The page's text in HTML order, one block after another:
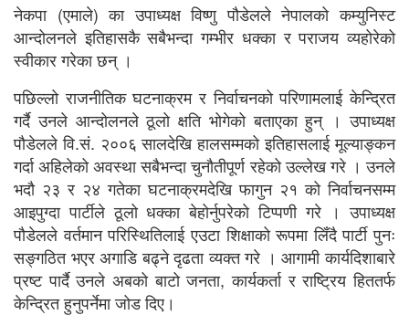
नेकपा (एमाले) का उपाध्यक्ष विष्णु पौडेलले नेपालको कम्युनिस्ट
आन्दोलनले इतिहासकै सबैभन्दा गम्भीर धक्का र पराजय व्यहोरेको
स्वीकार गरेका छन् ।
पछिल्लो राजनीतिक घटनाक्रम र निर्वाचनको परिणामलाई केन्द्रित
गर्दै उनले आन्दोलनले ठूलो क्षति भोगेको बताएका हुन् । उपाध्यक्ष
पौडेलले वि.सं. २००६ सालदेखि हालसम्मको इतिहासलाई मूल्याङ्कन
गर्दा अहिलेको अवस्था सबैभन्दा चुनौतीपूर्ण रहेको उल्लेख गरे । उनले
भदौ २३ र २४ गतेका घटनाक्रमदेखि फागुन २१ को निर्वाचनसम्म
आइपुग्दा पार्टीले ठूलो धक्का बेहोर्नुपरेको टिप्पणी गरे । उपाध्यक्ष
पौडेलले वर्तमान परिस्थितिलाई एउटा शिक्षाको रूपमा लिँदै पार्टी पुनः
सङ्गठित भएर अगाडि बढ्ने दृढता व्यक्त गरे । आगामी कार्यदिशाबारे
प्रष्ट पार्दै उनले अबको बाटो जनता, कार्यकर्ता र राष्ट्रिय हिततर्फ
केन्द्रित हुनुपर्नेमा जोड दिए।